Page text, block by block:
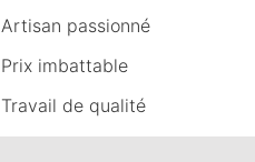
Artisan passionné
Prix imbattable
Travail de qualité